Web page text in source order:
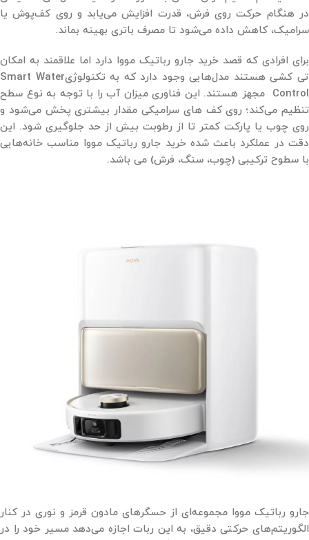
در هنگام حرکت روی فرش، قدرت افزایش می‌یابد و روی کف‌پوش یا
سرامیک، کاهش داده می‌شود تا مصرف باتری بهینه بماند.
برای افرادی که قصد خرید جارو رباتیک مووا دارد اما علاقمند به امکان
تی کشی هستند مدل‌هایی وجود دارد که به تکنولوژیSmart Water
Control مجهز هستند. این فناوری میزان آب را با توجه به نوع سطح
تنظیم می‌کند؛ روی کف ‌های سرامیکی مقدار بیشتری پخش می‌شود و
روی چوب یا پارکت کمتر تا از رطوبت بیش از حد جلوگیری شود. این
دقت در عملکرد باعث شده خرید جارو رباتیک مووا مناسب خانه‌هایی
با سطوح ترکیبی (چوب، سنگ، فرش) می باشد.
جارو رباتیک مووا مجموعه‌ای از حسگرهای مادون ‌قرمز و نوری در کنار
الگوریتم‌های حرکتی دقیق، به این ربات اجازه می‌دهد مسیر خود را در